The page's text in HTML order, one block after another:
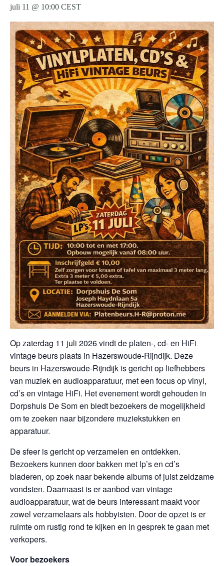
juli 11 @ 10:00 CEST
Op zaterdag 11 juli 2026 vindt de platen-, cd- en HiFi
vintage beurs plaats in Hazerswoude-Rijndijk. Deze
beurs in Hazerswoude-Rijndijk is gericht op liefhebbers
van muziek en audioapparatuur, met een focus op vinyl,
cd’s en vintage HiFi. Het evenement wordt gehouden in
Dorpshuis De Som en biedt bezoekers de mogelijkheid
om te zoeken naar bijzondere muziekstukken en
apparatuur.
De sfeer is gericht op verzamelen en ontdekken.
Bezoekers kunnen door bakken met lp’s en cd’s
bladeren, op zoek naar bekende albums of juist zeldzame
vondsten. Daarnaast is er aanbod van vintage
audioapparatuur, wat de beurs interessant maakt voor
zowel verzamelaars als hobbyisten. Door de opzet is er
ruimte om rustig rond te kijken en in gesprek te gaan met
verkopers.
Voor bezoekers